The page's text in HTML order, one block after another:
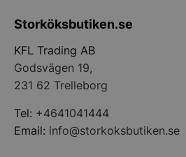
Storköksbutiken.se
KFL Trading AB
Godsvägen 19,
231 62 Trelleborg
Tel: +4641041444
Email: info@storkoksbutiken.se
CookieScriptConsent